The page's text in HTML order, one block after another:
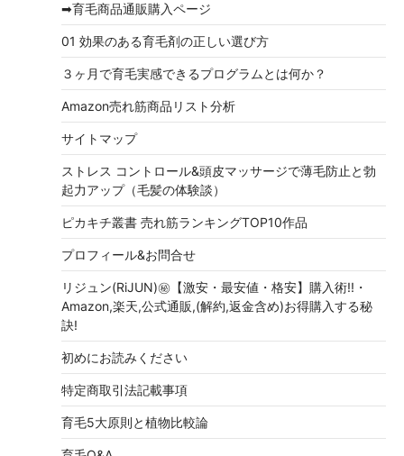
➡育毛商品通販購入ページ
01 効果のある育毛剤の正しい選び方
３ヶ月で育毛実感できるプログラムとは何か？
Amazon売れ筋商品リスト分析
サイトマップ
ストレス コントロール&頭皮マッサージで薄毛防止と勃
起力アップ（毛髪の体験談）
ピカキチ叢書 売れ筋ランキングTOP10作品
プロフィール&お問合せ
リジュン(RiJUN)㊙【激安・最安値・格安】購入術!!・
Amazon,楽天,公式通販,(解約,返金含め)お得購入する秘
訣!
初めにお読みください
特定商取引法記載事項
育毛5大原則と植物比較論